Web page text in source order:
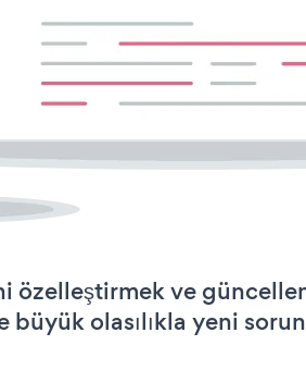
özelleştirmek ve
olasılıkla yeni